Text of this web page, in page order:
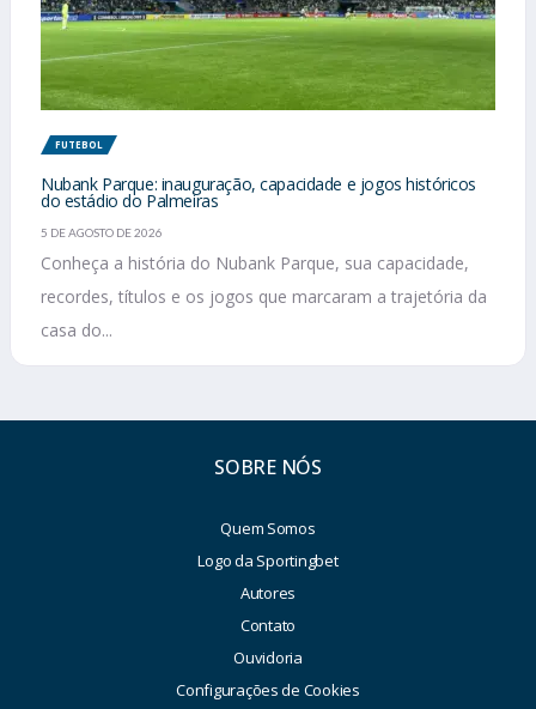
FUTEBOL
Nubank Parque: inauguração, capacidade e jogos históricos
do estádio do Palmeiras
5 DE AGOSTO DE 2026
Conheça a história do Nubank Parque, sua capacidade,
recordes, títulos e os jogos que marcaram a trajetória da
casa do...
SOBRE NÓS
Quem Somos
Logo da Sportingbet
Autores
Contato
Ouvidoria
Configurações de Cookies